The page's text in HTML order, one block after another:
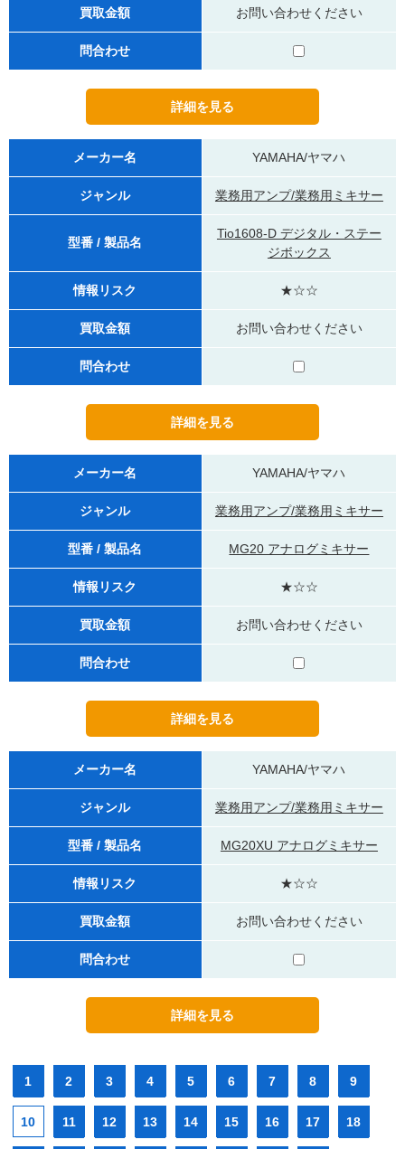
買取金額 お問い合わせください
問合わせ
メーカー名 YAMAHA/ヤマハ
ジャンル 業務用アンプ/業務用ミキサー
型番 / 製品名
Tio1608-D デジタル・ステー
ジボックス
情報リスク ★☆☆
買取金額 お問い合わせください
問合わせ
メーカー名 YAMAHA/ヤマハ
ジャンル 業務用アンプ/業務用ミキサー
型番 / 製品名 MG20 アナログミキサー
情報リスク ★☆☆
買取金額 お問い合わせください
問合わせ
メーカー名 YAMAHA/ヤマハ
ジャンル 業務用アンプ/業務用ミキサー
型番 / 製品名 MG20XU アナログミキサー
情報リスク ★☆☆
買取金額 お問い合わせください
問合わせ
1 2 3 4 5 6 7 8 9
10 11 12 13 14 15 16 17 18